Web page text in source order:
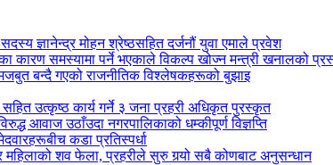
ज्ञानेन्द्र मोहन श्रेष्ठसहित दर्जनौं युवा एमाले प्रवेश
कारण समस्यामा पर्ने भएकाले विकल्प खोज्न मन्त्री खनालको
बन्दै गएको राजनीतिक विश्लेषकहरूको बुझाइ
सहित उत्कृष्ठ कार्य गर्ने ३ जना प्रहरी अधिकृत पुरस्कृत
आवाज उठाँउदा नगरपालिकाको धम्कीपूर्ण विज्ञप्ति
कडा प्रतिस्पर्धा
महिलाको शव फेला, प्रहरीले सुरु गर्‍यो सबै कोणबाट अनुसन्धान